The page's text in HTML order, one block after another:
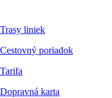
Trasy liniek
Cestovný poriadok
Tarifa
Dopravná karta